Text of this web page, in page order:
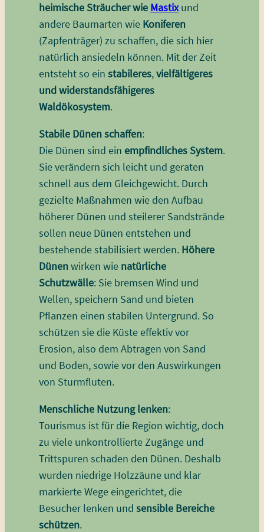
heimische Sträucher wie Mastixund
andere Baumarten wie Koniferen
(Zapfenträger) zu schaffen, die sich hier
natürlich ansiedeln können. Mit der Zeit
entsteht so ein stabileres,vielfältigeres
und widerstandsfähigeres
Waldökosystem.
Stabile Dünen schaffen:
Die Dünen sind ein empfindliches System.
Sie verändern sich leicht und geraten
schnell aus dem Gleichgewicht. Durch
gezielte Maßnahmen wie den Aufbau
höherer Dünen und steilerer Sandstrände
sollen neue Dünen entstehen und
bestehende stabilisiert werden. Höhere
Dünenwirken wie natürliche
Schutzwälle: Sie bremsen Wind und
Wellen, speichern Sand und bieten
Pflanzen einen stabilen Untergrund. So
schützen sie die Küste effektiv vor
Erosion, also dem Abtragen von Sand
und Boden, sowie vor den Auswirkungen
von Sturmfluten.
Menschliche Nutzung lenken:
Tourismus ist für die Region wichtig, doch
zu viele unkontrollierte Zugänge und
Trittspuren schaden den Dünen. Deshalb
wurden niedrige Holzzäune und klar
markierte Wege eingerichtet, die
Besucher lenken und sensible Bereiche
schützen.